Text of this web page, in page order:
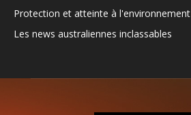
Protection et atteinte à l'environnement
Les news australiennes inclassables